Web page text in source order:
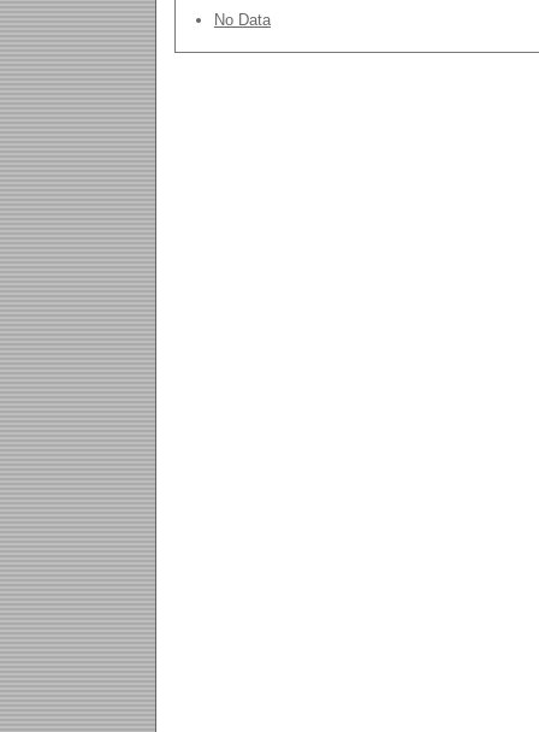
No Data